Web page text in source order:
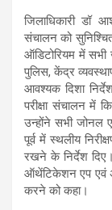
जिलाधिकारी डॉ
संचालन को
ऑडिटोरियम में
पुलिस, केंद्र
आवश्यक दिशा
परीक्षा संचालन में
उन्होंने सभी जोनल
पूर्व में स्थलीय
रखने के निर्देश
ऑथेंटिकेशन एप एवं
करने को कहा।